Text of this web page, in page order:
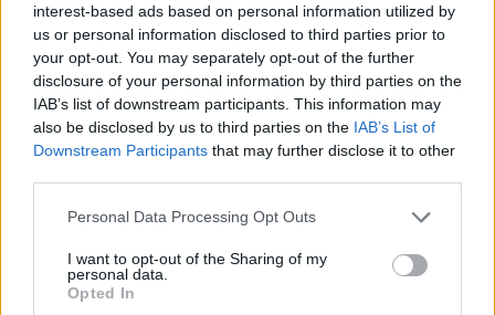
interest-based ads based on personal information utilized by
us or personal information disclosed to third parties prior to
your opt-out. You may separately opt-out of the further
disclosure of your personal information by third parties on the
IAB’s list of downstream participants. This information may
also be disclosed by us to third parties on the IAB’s List of
Downstream Participants that may further disclose it to other
Personal Data Processing Opt Outs
I want to opt-out of the Sharing of my
personal data.
Opted In
Kedden további áremelkedésre számíthatunk a
kutakon, írja a holtankoljak.
A benzin nagykereskedelmi piaci ára bruttó 8 forinttal, a
gázolaj ára ezúttal bruttó 4 forinttal emelkedik. 2026.05.04-
én a következő piaci átlagárakkal találkozhatunk a
kutakon: 95-ös benzin: 691 Ft/liter Gázolaj: 734 Ft/liter
változna holnap a benzin ára Címlapkép forrása:
Shutterstock